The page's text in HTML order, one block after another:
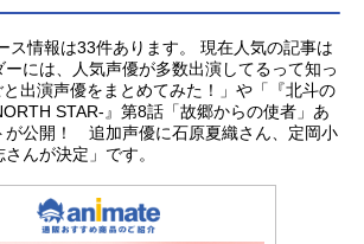
ス情報は33件あります。 現在人気の記事は
ーには、人気声優が多数出演してるって知っ
出演声優をまとめてみた！」や「『北斗の
STAR-』第8話「故郷からの使者」あ
が公開！ 追加声優に石原夏織さん、定岡小
んが決定」です。